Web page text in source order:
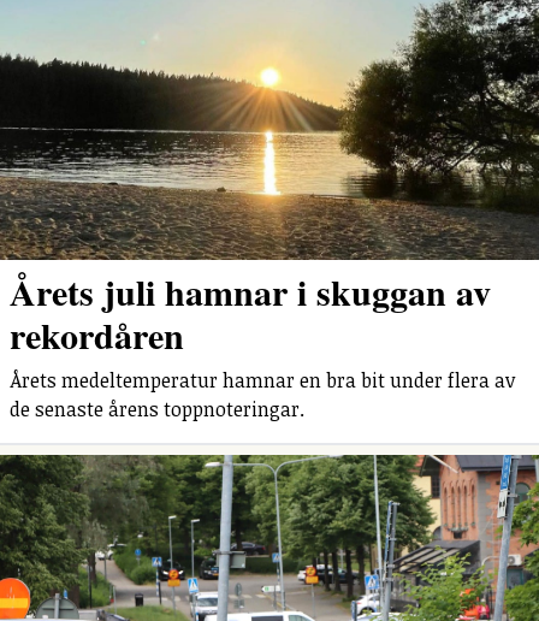
Årets juli hamnar i skuggan av
rekordåren
Årets medeltemperatur hamnar en bra bit under flera av
de senaste årens toppnoteringar.